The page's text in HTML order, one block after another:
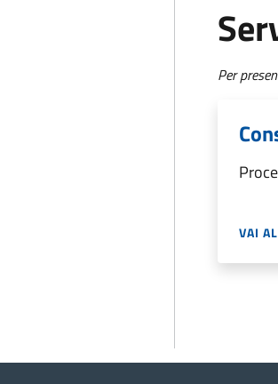
Per
VAI